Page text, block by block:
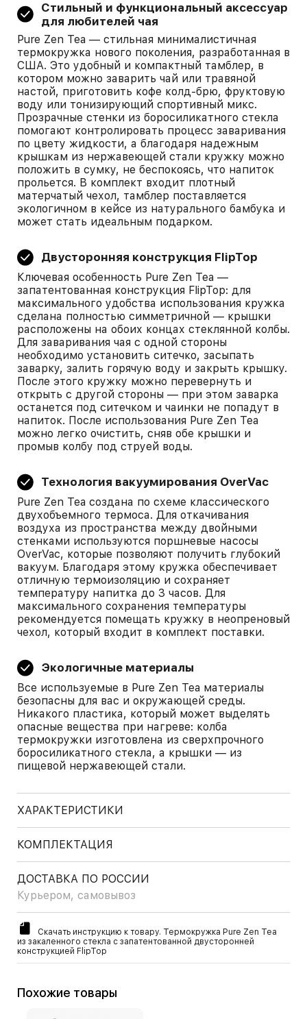
Стильный и функциональный аксессуар
для любителей чая
Pure Zen Tea — стильная минималистичная
термокружка нового поколения, разработанная в
США. Это удобный и компактный тамблер, в
котором можно заварить чай или травяной
настой, приготовить кофе колд-брю, фруктовую
воду или тонизирующий спортивный микс.
Прозрачные стенки из боросиликатного стекла
помогают контролировать процесс заваривания
по цвету жидкости, а благодаря надежным
крышкам из нержавеющей стали кружку можно
положить в сумку, не беспокоясь, что напиток
прольется. В комплект входит плотный
матерчатый чехол, тамблер поставляется
экологичном в кейсе из натурального бамбука и
может стать идеальным подарком.
Двусторонняя конструкция FlipTop
Ключевая особенность Pure Zen Tea —
запатентованная конструкция FlipTop: для
максимального удобства использования кружка
сделана полностью симметричной — крышки
расположены на обоих концах стеклянной колбы.
Для заваривания чая с одной стороны
необходимо установить ситечко, засыпать
заварку, залить горячую воду и закрыть крышку.
После этого кружку можно перевернуть и
открыть с другой стороны — при этом заварка
останется под ситечком и чаинки не попадут в
напиток. После использования Pure Zen Tea
можно легко очистить, сняв обе крышки и
промыв колбу под струей воды.
Технология вакуумирования OverVac
Pure Zen Tea создана по схеме классического
двухобъемного термоса. Для откачивания
воздуха из пространства между двойными
стенками используются поршневые насосы
OverVac, которые позволяют получить глубокий
вакуум. Благодаря этому кружка обеспечивает
отличную термоизоляцию и сохраняет
температуру напитка до 3 часов. Для
максимального сохранения температуры
рекомендуется помещать кружку в неопреновый
чехол, который входит в комплект поставки.
Экологичные материалы
Все используемые в Pure Zen Tea материалы
безопасны для вас и окружающей среды.
Никакого пластика, который может выделять
опасные вещества при нагреве: колба
термокружки изготовлена из сверхпрочного
боросиликатного стекла, а крышки — из
пищевой нержавеющей стали.
ХАРАКТЕРИСТИКИ
КОМПЛЕКТАЦИЯ
ДОСТАВКА ПО РОССИИ
Курьером, самовывоз
Скачать инструкцию к товару. Термокружка Pure Zen Tea
из закаленного стекла с запатентованной двусторонней
конструкцией FlipTop
Похожие товары